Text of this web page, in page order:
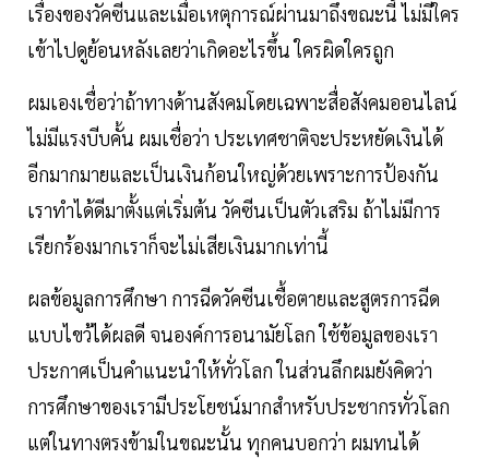
เรื่องของวัคซีนและเมื่อเหตุการณ์ผ่านมาถึงขณะนี้ ไม่มีใคร
เข้าไปดูย้อนหลังเลยว่าเกิดอะไรขึ้น ใครผิดใครถูก
ผมเองเชื่อว่าถ้าทางด้านสังคมโดยเฉพาะสื่อสังคมออนไลน์
ไม่มีแรงบีบคั้น ผมเชื่อว่า ประเทศชาติจะประหยัดเงินได้
อีกมากมายและเป็นเงินก้อนใหญ่ด้วยเพราะการป้องกัน
เราทำได้ดีมาตั้งแต่เริ่มต้น วัคซีนเป็นตัวเสริม ถ้าไม่มีการ
เรียกร้องมากเราก็จะไม่เสียเงินมากเท่านี้
ผลข้อมูลการศึกษา การฉีดวัคซีนเชื้อตายและสูตรการฉีด
แบบไขว้ได้ผลดี จนองค์การอนามัยโลก ใช้ข้อมูลของเรา
ประกาศเป็นคำแนะนำให้ทั่วโลก ในส่วนลึกผมยังคิดว่า
การศึกษาของเรามีประโยชน์มากสำหรับประชากรทั่วโลก
แต่ในทางตรงข้ามในขณะนั้น ทุกคนบอกว่า ผมทนได้